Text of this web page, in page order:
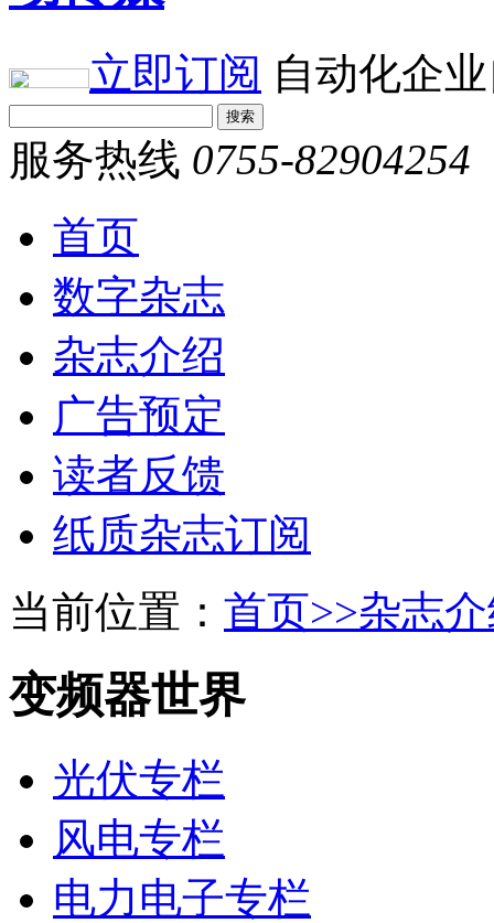
立即订阅 自动化企
服务热线 0755-82904254
首页
数字杂志
杂志介绍
广告预定
读者反馈
纸质杂志订阅
当前位置： 首页>>杂志
变频器世界
光伏专栏
风电专栏
电力电子专栏